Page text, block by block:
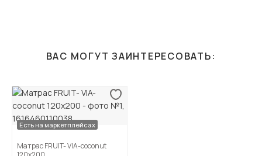
ВАС МОГУТ ЗАИНТЕРЕСОВАТЬ:
Есть на маркетплейсах
Матрас FRUIT- VIA-coconut